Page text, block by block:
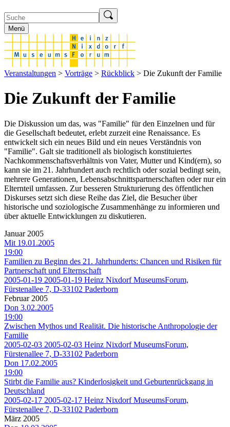
Menü
Veranstaltungen > Vorträge > Rückblick > Die Zukunft der Familie
Die Zukunft der Familie
Die Diskussion um das, was "Familie" für den Einzelnen und für
die Gesellschaft bedeutet, erlebt zurzeit eine Renaissance. Es
entwickelt sich ein neues Bild und ein neues Verständnis von
"Familie". Galt sie traditionell als biologisch konstituiertes
Nachkommenschaftsverhältnis von Vater, Mutter und Kind(ern), so
kann sie im 21. Jahrhundert auch rechtlich oder sozial bedingt sein,
mehrere Generationen, Lebensabschnittspartnerschaften oder nur ein
Elternteil umfassen. Zur besseren Strukturierung des öffentlichen
Diskurses setzt sich diese Reihe das Ziel, die Besucher über
historische und soziologische Zusammenhänge zu informieren und
über aktuelle Entwicklungen zu diskutieren.
Januar 2005
Mit 19.01.2005
19:00
Familien zu Beginn des 21. Jahrhunderts: Chancen und Risiken für
Partnerschaft und Elternschaft
2005-01-19 2005-01-19 Heinz Nixdorf MuseumsForum,
Fürstenallee 7, D-33102 Paderborn
Februar 2005
Don 3.02.2005
19:00
Zwischen Mythos und Realität. Die historische Anthropologie der
Familie
2005-02-03 2005-02-03 Heinz Nixdorf MuseumsForum,
Fürstenallee 7, D-33102 Paderborn
Don 17.02.2005
19:00
Stirbt die Familie aus? Kinderlosigkeit und Geburtenrückgang in
Deutschland
2005-02-17 2005-02-17 Heinz Nixdorf MuseumsForum,
Fürstenallee 7, D-33102 Paderborn
März 2005